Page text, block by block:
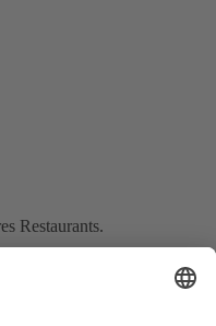
Restaurants.